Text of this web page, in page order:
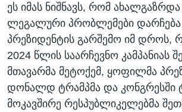
ეს იმას ნიშნავს, რომ ახალგაზრდა
ლეგალური პრობლემები დარჩება
პრეზიდენტის გარშემო იმ დროს,
2024 წლის საარჩევნო კამპანიას
მთავარმა მეტოქემ, ყოფილმა
დონალდ ტრამპმა და კონგრესში
მოკავშირე რესპუბლიკელებმა